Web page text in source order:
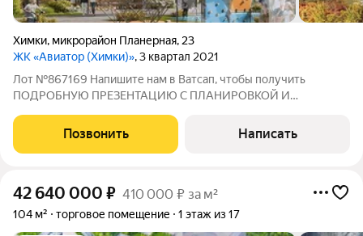
Химки, микрорайон Планерная, 23
ЖК «Авиатор (Химки)», 3 квартал 2021
Лот №867169 Напишите нам в Ватсап, чтобы получить
ПОДРОБНУЮ ПРЕЗЕНТАЦИЮ С ПЛАНИРОВКОЙ И
помещение площадью 217,46 кв. м., расположенное на первом
этаже в комплексе Химки Тайм (1 очередь, корпус 1).
Позвонить Написать
42 640 000 ₽ 410 000 ₽ за м²
104 м² торговое помещение 1 этаж из 17